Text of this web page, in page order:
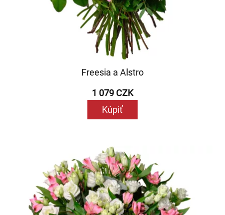
Freesia a Alstro
1 079 CZK
Kúpiť